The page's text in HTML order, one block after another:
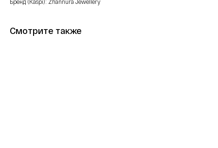
Бренд (Kaspi): Zhannura Jewellery
Смотрите также